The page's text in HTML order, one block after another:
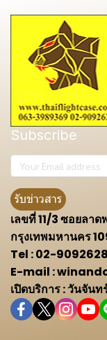
Subscribe
รับข่าวสาร
เลขที่ 11/3 ซอยลา
กรุงเทพมหานคร
Tel : 02-
E-mail :
เปิดบริการ : วันจัน